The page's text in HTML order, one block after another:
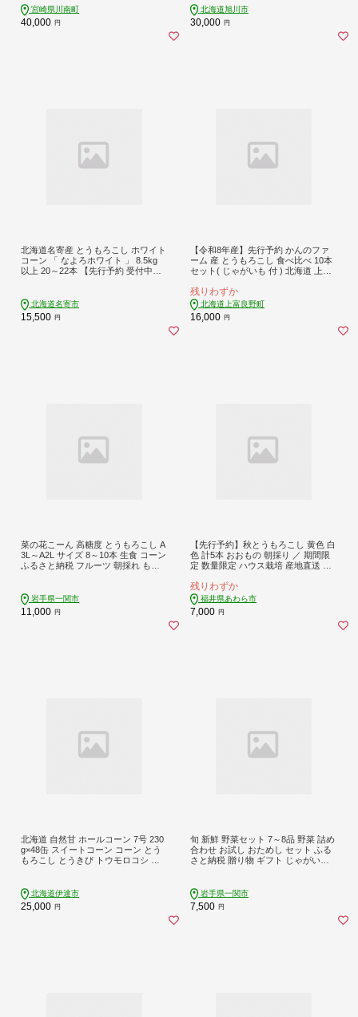
宮崎県川南町
40,000 円
北海道旭川市
30,000 円
北海道名寄産 とうもろこし ホワイト
コーン 「 なよろホワイト 」 8.5kg
以上 20～22本 【先行予約 受付中】
蔵 高糖度 ピュアホワイト トウモロ
コシ ギフト お中元 コーン---nayoro_l
oc_34_8500g_hp---
北海道名寄市
15,500 円
【令和8年産】先行予約 かんのファ
ーム 産 とうもろこし 食べ比べ 10本
セット( じゃがいも 付 ) 北海道 上富
セット じゃがいも ジャガイモ 先行
受付
残りわずか
北海道上富良野町
16,000 円
菜の花こーん 高糖度 とうもろこし A
3L～A2L サイズ 8～10本 生食 コーン
ふるさと納税 フルーツ 朝採れ もぎ
手県 一関市【2026年7月下旬から発
送予定】
岩手県一関市
11,000 円
【先行予約】秋とうもろこし 黄色 白
色 計5本 おおもの 朝採り ／ 期間限
定 数量限定 ハウス栽培 産地直送 甘
うもろこし ホワイトコーン 野菜 あ
わら ※2026年10月10日より順次発送
[aw039-a014]
残りわずか
福井県あわら市
7,000 円
北海道 自然甘 ホールコーン 7号 230
g×48缶 スイートコーン コーン とう
もろこし とうきび トウモロコシ 缶
北海道伊達市
25,000 円
旬 新鮮 野菜セット 7～8品 野菜 詰め
合わせ お試し おためし セット ふる
さと納税 贈り物 ギフト じゃがいも
お取り寄せ 送料無料 新鮮館おおまち
岩手県 一関市
岩手県一関市
7,500 円